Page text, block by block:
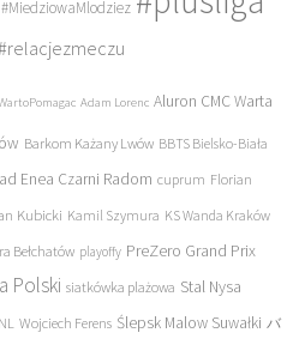
#MiedziowaMlodziez
Adam Lorenc Aluron CMC Warta
Barkom Każany Lwów BBTS Bielsko-Biała
Enea Czarni Radom cuprum Florian
Kubicki Kamil Szymura KS Wanda Kraków
Bełchatów playoffy PreZero Grand Prix
Polski siatkówka plażowa Stal Nysa
Wojciech Ferens Ślepsk Malow Suwałki バ